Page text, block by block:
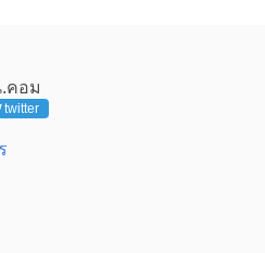
คอม
twitter